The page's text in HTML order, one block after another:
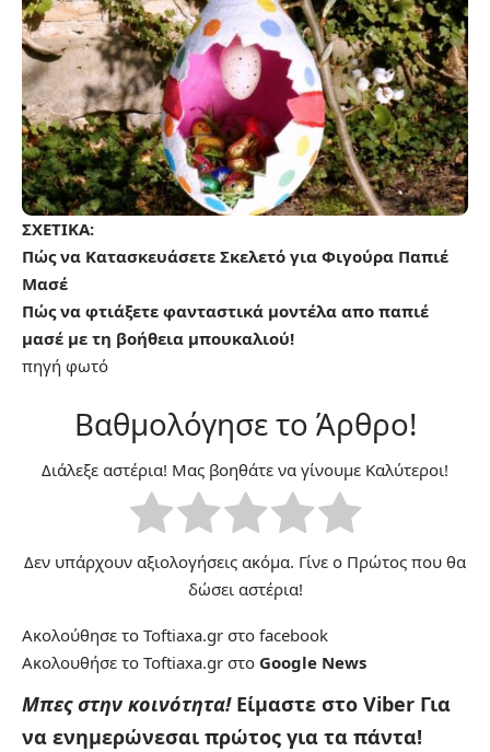
ΣΧΕΤΙΚΑ:
Πώς να Κατασκευάσετε Σκελετό για Φιγούρα Παπιέ
Μασέ
Πώς να φτιάξετε φανταστικά μοντέλα απο παπιέ
μασέ με τη βοήθεια μπουκαλιού!
πηγή φωτό
Βαθμολόγησε το Άρθρο!
Διάλεξε αστέρια! Μας βοηθάτε να γίνουμε Καλύτεροι!
Δεν υπάρχουν αξιολογήσεις ακόμα. Γίνε ο Πρώτος που θα
δώσει αστέρια!
Ακολούθησε το Toftiaxa.gr στο facebook
Ακολουθήσε το Toftiaxa.gr στο Google News
Μπες στην κοινότητα! Είμαστε στο Viber Για
να ενημερώνεσαι πρώτος για τα πάντα!